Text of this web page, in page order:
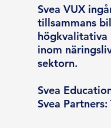
Svea VUX
tillsammans
högkvalitativa
inom
sektorn.
Svea
Svea